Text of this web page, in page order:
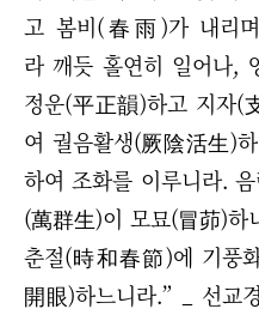
고 봄비(春雨)가 내리
라 깨듯 홀연히 일어나,
정운(平正韻)하고 지자(
여 궐음활생(厥陰活生)
하여 조화를 이루니라.
(萬群生)이 모묘(冒茆)하
춘절(時和春節)에 기풍
開眼)하느니라.” _ 선교